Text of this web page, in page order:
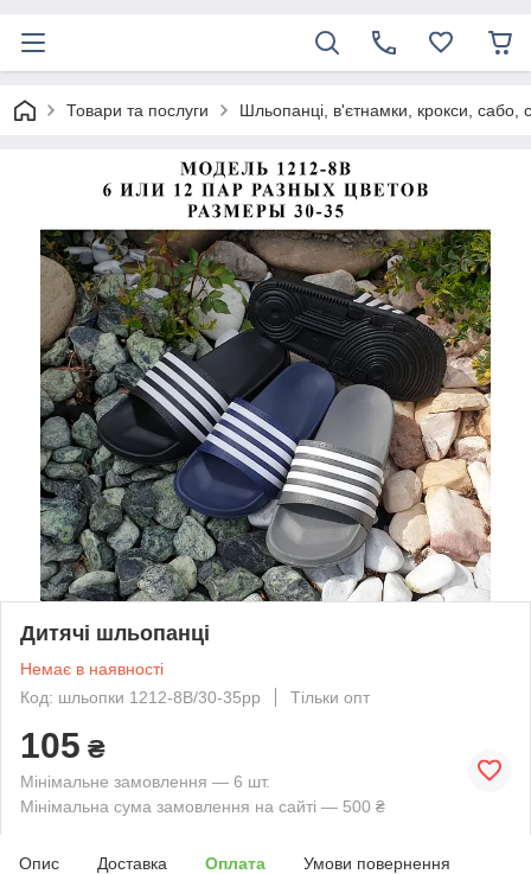
Товари та послуги Шльопанці, в'єтнамки, крокси, сабо,
Дитячі шльопанці
Немає в наявності
Код: шльопки 1212-8В/30-35рр
Тільки опт
105 ₴
Мінімальне замовлення — 6 шт.
Мінімальна сума замовлення на сайті — 500 ₴
Опис Доставка Оплата Умови повернення